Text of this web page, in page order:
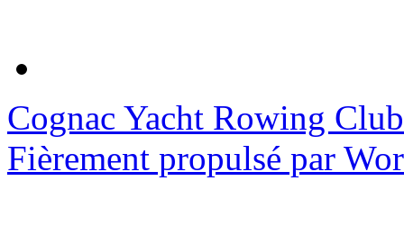
Cognac Yacht Rowing Club
Fièrement propulsé par